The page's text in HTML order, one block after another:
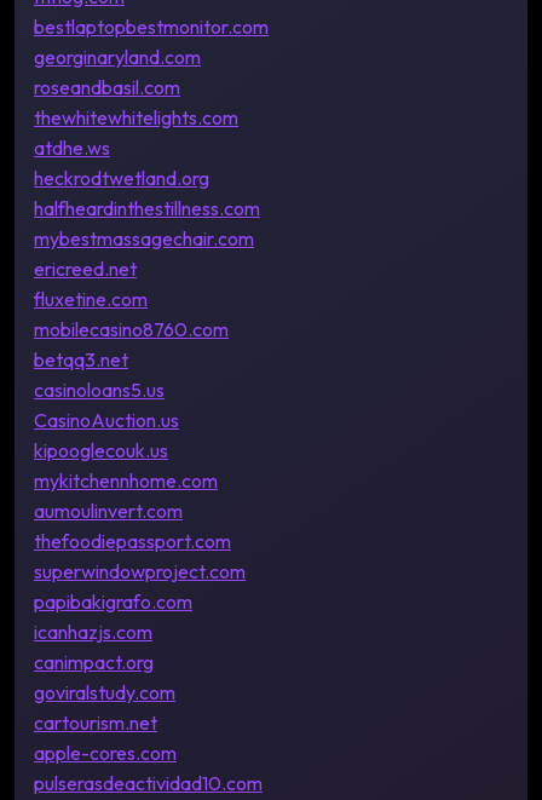
bestlaptopbestmonitor.com
georginaryland.com
roseandbasil.com
thewhitewhitelights.com
atdhe.ws
heckrodtwetland.org
halfheardinthestillness.com
mybestmassagechair.com
ericreed.net
fluxetine.com
mobilecasino8760.com
betqq3.net
casinoloans5.us
CasinoAuction.us
kipooglecouk.us
mykitchennhome.com
aumoulinvert.com
thefoodiepassport.com
superwindowproject.com
papibakigrafo.com
icanhazjs.com
canimpact.org
goviralstudy.com
cartourism.net
apple-cores.com
pulserasdeactividad10.com